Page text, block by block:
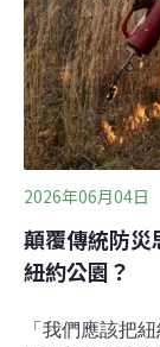
2000保護區，
《法國24新聞
爆發後，隔天
圈保
2026年06月04日
顛覆傳統防災
紐約公園？
「我們應該把